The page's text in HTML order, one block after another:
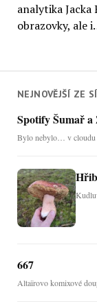
NEJNOVĚJŠÍ ZE
Spotify Šumař a
Bylo nebylo… v cloudu
667
Altaïrovo komixové
analytika Jacka
obrazovky, ale